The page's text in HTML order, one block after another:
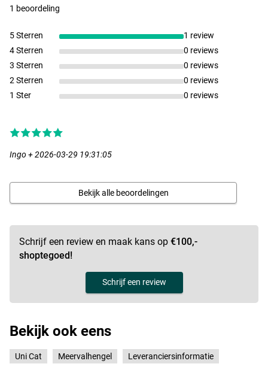
1 beoordeling
5 Sterren
1 review
4 Sterren
0 reviews
3 Sterren
0 reviews
2 Sterren
0 reviews
1 Ster
0 reviews
Ingo + 2026-03-29 19:31:05
Bekijk alle beoordelingen
Schrijf een review en maak kans op €100,-
shoptegoed!
Schrijf een review
Bekijk ook eens
Uni Cat Meervalhengel Leveranciersinformatie